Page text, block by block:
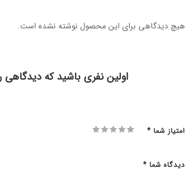
هیچ دیدگاهی برای این محصول نوشته نشده است.
اولین نفری باشید که دیدگاهی
امتیاز شما *
دیدگاه شما *